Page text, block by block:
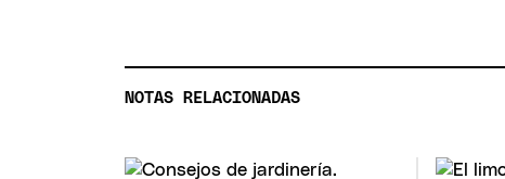
NOTAS RELACIONADAS